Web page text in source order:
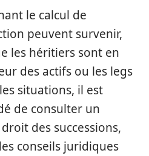
le calcul de
peuvent survenir,
les héritiers sont en
des actifs ou les legs
situations, il est
de consulter un
des successions,
conseils juridiques